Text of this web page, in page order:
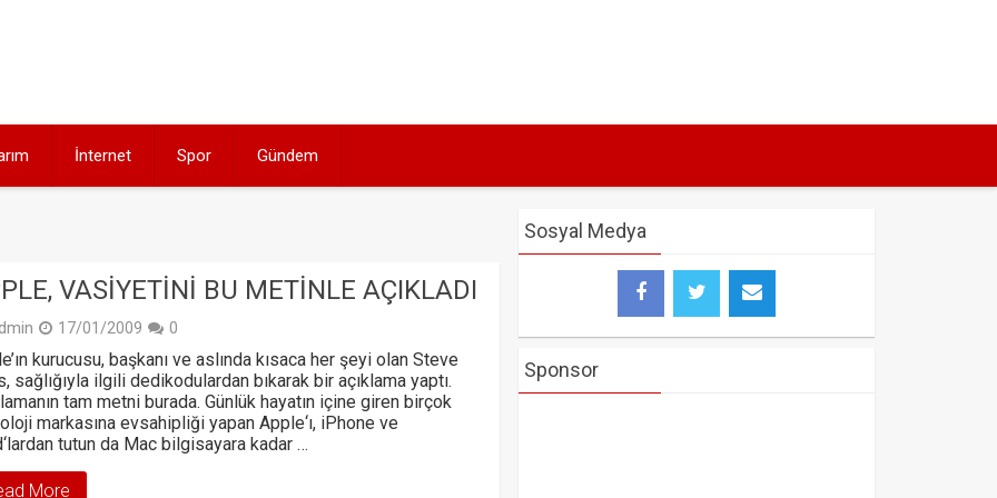
İnternet Spor Gündem
VASIYETINI BU METINLE AÇIKLADI
17/01/2009 0
kurucusu, başkanı ve aslında kısaca her şeyi olan Steve
sağlığıyla ilgili dedikodulardan bıkarak bir açıklama yaptı.
tam metni burada. Günlük hayatın içine giren birçok
markasına evsahipliği yapan Apple‘ı, iPhone ve
tutun da Mac bilgisayara kadar …
More
Sosyal Medya
Sponsor